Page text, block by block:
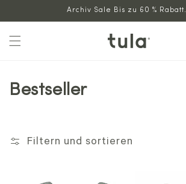
Archiv Sale Bis zu 60 % Rabatt.
Bestseller
Filtern und sortieren